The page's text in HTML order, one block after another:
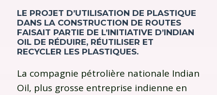
LE PROJET D’UTILISATION DE PLASTIQUE
DANS LA CONSTRUCTION DE ROUTES
FAISAIT PARTIE DE L’INITIATIVE D’INDIAN
OIL DE RÉDUIRE, RÉUTILISER ET
RECYCLER LES PLASTIQUES.
La compagnie pétrolière nationale Indian
Oil, plus grosse entreprise indienne en